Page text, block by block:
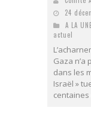
24
A LA UNE
actuel
Gaza n’a
dans les
Israël »
centaines